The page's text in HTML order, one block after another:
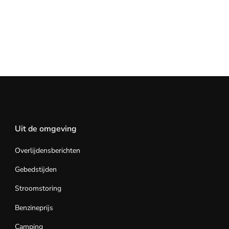
Uit de omgeving
Overlijdensberichten
Gebedstijden
Stroomstoring
Benzineprijs
Camping